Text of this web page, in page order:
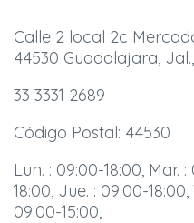
Calle 2 local 2c
44530 Guadalajara,
33 3331 2689
Código Postal: 44530
Lun. : 09:00-18:00, Mar.
18:00, Jue. : 09:00-
09:00-15:00,